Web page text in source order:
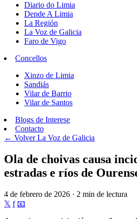
Diario do Limia
Dende A Limia
La Región
La Voz de Galicia
Faro de Vigo
Concellos
Xinzo de Limia
Sandiás
Vilar de Barrio
Vilar de Santos
Blogs de Interese
Contacto
← VolverLa Voz de Galicia
Ola de choivas causa
estradas e ríos de
4 de febrero de 2026 · 2 min de lectura
𝕏 f 📧